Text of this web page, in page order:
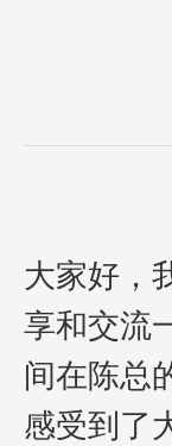
大家好，
享和交流
间在陈总
感受到了